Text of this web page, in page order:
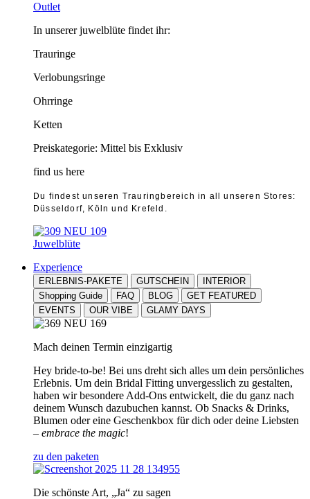
Outlet
In unserer juwelblüte findet ihr:
Trauringe
Verlobungsringe
Ohrringe
Ketten
Preiskategorie: Mittel bis Exklusiv
find us here
Du findest unseren Trauringbereich in all unseren Stores:
Düsseldorf, Köln und Krefeld.
Juwelblüte
Experience
ERLEBNIS-PAKETE GUTSCHEIN
INTERIOR
Shopping Guide
FAQ BLOG
GET FEATURED
EVENTS
OUR VIBE GLAMY DAYS
Mach deinen Termin einzigartig
Hey bride-to-be! Bei uns dreht sich alles um dein persönliches
Erlebnis. Um dein Bridal Fitting unvergesslich zu gestalten,
haben wir besondere Add-Ons entwickelt, die du ganz nach
deinem Wunsch dazubuchen kannst. Ob Snacks & Drinks,
Blumen oder eine Geschenkbox für dich oder deine Liebsten
– embrace the magic!
zu den paketen
Die schönste Art, „Ja“ zu sagen